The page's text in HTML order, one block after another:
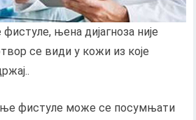
њена дијагноза није
се види у кожи из које
фистуле може се посумњати